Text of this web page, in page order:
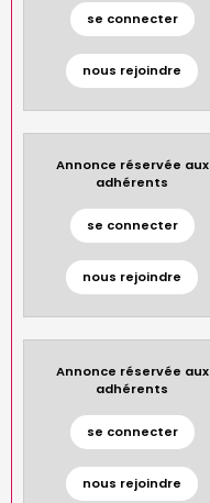
se connecter
nous rejoindre
Annonce réservée aux
adhérents
se connecter
nous rejoindre
Annonce réservée aux
adhérents
se connecter
nous rejoindre